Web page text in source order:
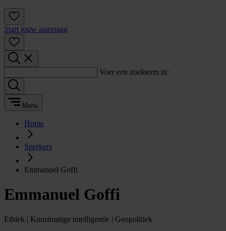
Start jouw aanvraag
Voer een zoekterm in:
Menu
Home
Sprekers
Emmanuel Goffi
Emmanuel Goffi
Ethiek | Kunstmatige intelligentie | Geopolitiek